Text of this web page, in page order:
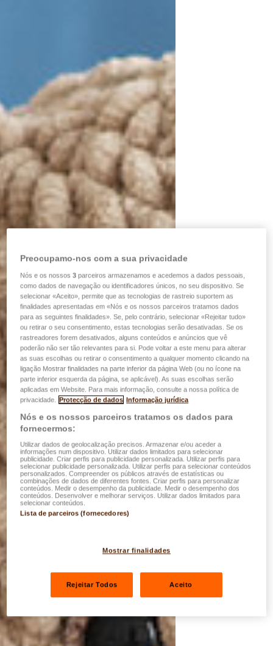
Preocupamo-nos com a sua privacidade
Nós e os nossos3 parceiros armazenamos e acedemos a dados pessoais,
como dados de navegação ou identificadores únicos, no seu dispositivo. Se
selecionar «Aceito», permite que as tecnologias de rastreio suportem as
finalidades apresentadas em «Nós e os nossos parceiros tratamos dados
para as seguintes finalidades». Se, pelo contrário, selecionar «Rejeitar tudo»
ou retirar o seu consentimento, estas tecnologias serão desativadas. Se os
rastreadores forem desativados, alguns conteúdos e anúncios que vê
poderão não ser tão relevantes para si. Pode voltar a este menu para alterar
as suas escolhas ou retirar o consentimento a qualquer momento clicando na
ligação Mostrar finalidades na parte inferior da página Web (ou no ícone na
parte inferior esquerda da página, se aplicável). As suas escolhas serão
aplicadas em Website. Para mais informação, consulte a nossa política de
privacidade.
Protecção de dados Informação jurídica
Nós e os nossos parceiros tratamos os dados para
fornecermos:
Utilizar dados de geolocalização precisos. Armazenar e/ou aceder a
informações num dispositivo. Utilizar dados limitados para selecionar
publicidade. Criar perfis para publicidade personalizada. Utilizar perfis para
selecionar publicidade personalizada. Utilizar perfis para selecionar conteúdos
personalizados. Compreender os públicos através de estatísticas ou
combinações de dados de diferentes fontes. Criar perfis para personalizar
conteúdos. Medir o desempenho da publicidade. Medir o desempenho dos
conteúdos. Desenvolver e melhorar serviços. Utilizar dados limitados para
selecionar conteúdos.
Lista de parceiros (fornecedores)
Mostrar finalidades
Rejeitar Todos Aceito